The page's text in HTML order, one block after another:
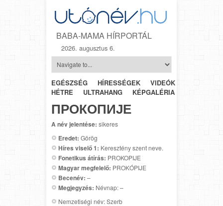
BABA-MAMA HÍRPORTÁL
2026. augusztus 6.
EGÉSZSÉG HÍRESSÉGEK VIDEÓK
HÉTRŐL-
HÉTRE
ULTRAHANG KÉPGALÉRIA
ПРОКОПИЈЕ
A név jelentése: sikeres
Eredet: Görög
Híres viselő 1: Keresztény szent neve.
Fonetikus átírás: PROKOPIJE
Magyar megfelelő: PROKÓPIJE
Becenév: –
Megjegyzés: Névnap: –
Nemzetiségi név: Szerb